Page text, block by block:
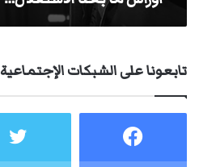
تابعونا على الشبكات الإجتماعية